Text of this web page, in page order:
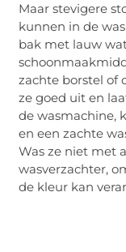
Maar stevigere
kunnen in de
bak met lauw
zachte borstel of
ze goed uit en
de wasmachine,
en een zachte
Was ze niet met
wasverzachter,
de kleur kan